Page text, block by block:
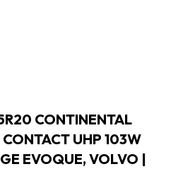
CONTINENTAL
UHP 103W
EVOQUE, VOLVO |